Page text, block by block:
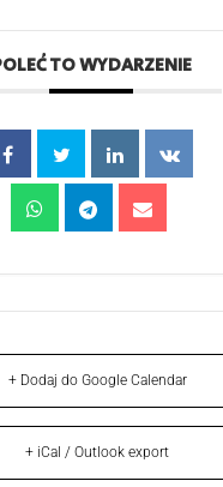
TO WYDARZENIE
+ Dodaj do Google Calendar
+ iCal / Outlook export